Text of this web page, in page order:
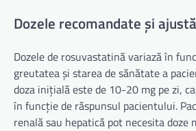
Dozele recomandate și
Dozele de rosuvastatină variază în
greutatea și starea de sănătate a
doza inițială este de 10-20 mg pe zi,
în funcție de răspunsul pacientului.
renală sau hepatică pot necesita doze